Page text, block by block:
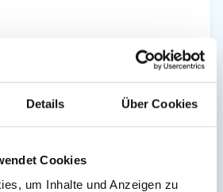
Details Über Cookies
Cookies
um Inhalte und Anzeigen zu